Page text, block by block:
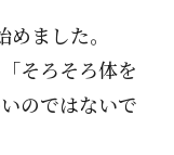
ました。
そろそろ体を
のではないで